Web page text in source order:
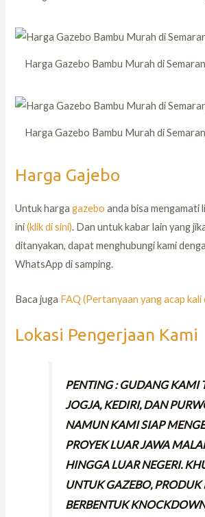
Harga Gazebo Bambu Murah di
Harga Gazebo Bambu Murah di
Harga Gajebo
Untuk hargagazebo anda bisa mengamati
ini(klik di sini). Dan untuk kabar lain yang
ditanyakan, dapat menghubungi kami
WhatsApp di samping.
Baca juga FAQ (Pertanyaan yang acap kali
Lokasi Pengerjaan Kami
PENTING : GUDANG KAMI
JOGJA, KEDIRI, DAN
NAMUN KAMI SIAP
PROYEK LUAR JAWA
HINGGA LUAR NEGERI.
UNTUK GAZEBO,
BERBENTUK